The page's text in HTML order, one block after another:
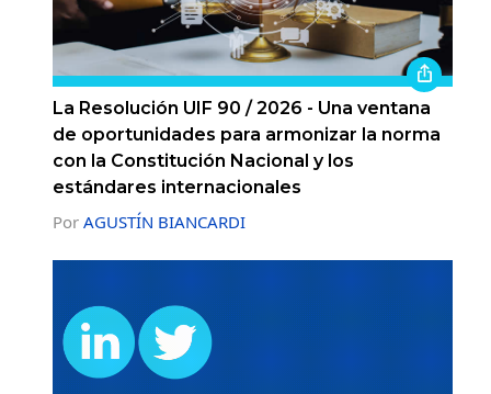
La Resolución UIF 90 / 2026 - Una ventana
de oportunidades para armonizar la norma
con la Constitución Nacional y los
estándares internacionales
Por AGUSTÍN BIANCARDI